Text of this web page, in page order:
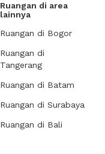
Ruangan di area
lainnya
Ruangan di Bogor
Ruangan di
Tangerang
Ruangan di Batam
Ruangan di Surabaya
Ruangan di Bali